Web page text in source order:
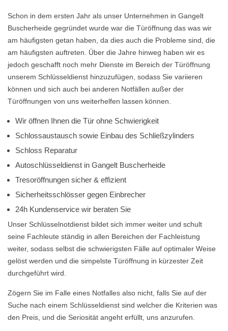
Schon in dem ersten Jahr als unser Unternehmen in Gangelt
Buscherheide gegründet wurde war die Türöffnung das was wir
am häufigsten getan haben, da dies auch die Probleme sind, die
am häufigsten auftreten. Über die Jahre hinweg haben wir es
jedoch geschafft noch mehr Dienste im Bereich der Türöffnung
unserem Schlüsseldienst hinzuzufügen, sodass Sie variieren
können und sich auch bei anderen Notfällen außer der
Türöffnungen von uns weiterhelfen lassen können.
Wir öffnen Ihnen die Tür ohne Schwierigkeit
Schlossaustausch sowie Einbau des Schließzylinders
Schloss Reparatur
Autoschlüsseldienst in Gangelt Buscherheide
Tresoröffnungen sicher & effizient
Sicherheitsschlösser gegen Einbrecher
24h Kundenservice wir beraten Sie
Unser Schlüsselnotdienst bildet sich immer weiter und schult
seine Fachleute ständig in allen Bereichen der Fachleistung
weiter, sodass selbst die schwierigsten Fälle auf optimaler Weise
gelöst werden und die simpelste Türöffnung in kürzester Zeit
durchgeführt wird.
Zögern Sie im Falle eines Notfalles also nicht, falls Sie auf der
Suche nach einem Schlüsseldienst sind welcher die Kriterien was
den Preis, und die Seriosität angeht erfüllt, uns anzurufen.